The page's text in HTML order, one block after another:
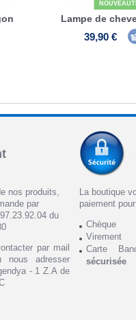
Lampe de
39,90 €
nos produits,
par
du
par mail
nous adresser
- 1 Z.A de
La boutique
paiement
Chèque
Virement
Carte
sécurisée